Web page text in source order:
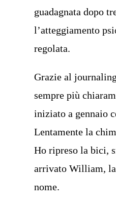
guadagnata dopo
l’atteggiamento
regolata.
Grazie al
sempre più
iniziato a gennaio
Lentamente la
Ho ripreso la bici,
arrivato William, la
nome.